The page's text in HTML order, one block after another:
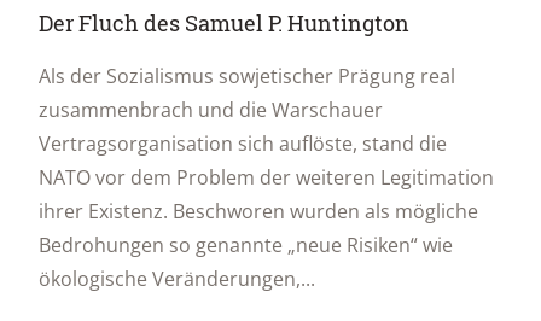
Der Fluch des Samuel P. Huntington
Als der Sozialismus sowjetischer Prägung real
zusammenbrach und die Warschauer
Vertragsorganisation sich auflöste, stand die
NATO vor dem Problem der weiteren Legitimation
ihrer Existenz. Beschworen wurden als mögliche
Bedrohungen so genannte „neue Risiken“ wie
ökologische Veränderungen,...